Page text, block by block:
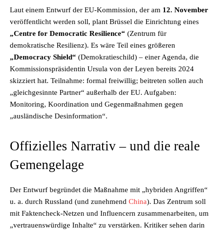
Laut einem Entwurf der EU-Kommission, der am 12. November
veröffentlicht werden soll, plant Brüssel die Einrichtung eines
„Centre for Democratic Resilience“ (Zentrum für
demokratische Resilienz). Es wäre Teil eines größeren
„Democracy Shield“ (Demokratieschild) – einer Agenda, die
Kommissionspräsidentin Ursula von der Leyen bereits 2024
skizziert hat. Teilnahme: formal freiwillig; beitreten sollen auch
„gleichgesinnte Partner“ außerhalb der EU. Aufgaben:
Monitoring, Koordination und Gegenmaßnahmen gegen
„ausländische Desinformation“.
Offizielles Narrativ – und die reale
Gemengelage
Der Entwurf begründet die Maßnahme mit „hybriden Angriffen“
u. a. durch Russland (und zunehmend China). Das Zentrum soll
mit Faktencheck-Netzen und Influencern zusammenarbeiten, um
„vertrauenswürdige Inhalte“ zu verstärken. Kritiker sehen darin